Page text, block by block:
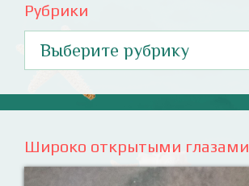
Рубрики
Широко открытыми глазами